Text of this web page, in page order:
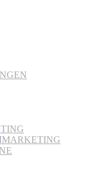
MARKETING